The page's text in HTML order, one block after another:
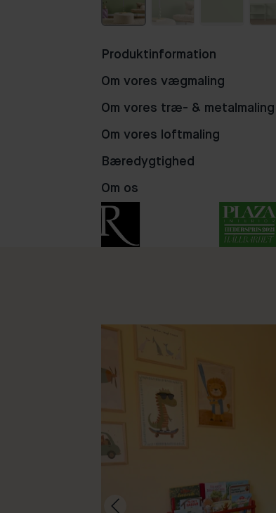
81
Produktinformation
Om vores vægmaling
Om vores træ- & metalmaling
Om vores loftmaling
Bæredygtighed
Om os